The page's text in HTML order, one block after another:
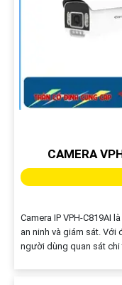
CAMERA
Camera IP VPH-C819AI
an ninh và giám sát. Với
người dùng quan sát chi